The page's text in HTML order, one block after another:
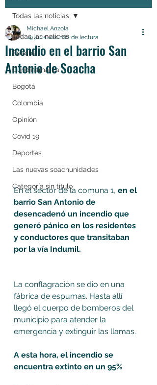
Todas las noticias
Soacha
Cundinamarca
Bogotá
Colombia
Opinión
Covid 19
Deportes
Las nuevas soachunidades
Categoría sin título
Todas las noticias
Incendio en el barrio San
Antonio de Soacha
Michael Anzola
29 jul 20221 min de lectura
En el sector de la comuna 1, en el
barrio San Antonio de
desencadenó un incendio que
generó pánico en los residentes
y conductores que transitaban
por la vía Indumil.
La conflagración se dio en una
fábrica de espumas. Hasta allí
llegó el cuerpo de bomberos del
municipio para atender la
emergencia y extinguir las llamas.
A esta hora, el incendio se
encuentra extinto en un 95%